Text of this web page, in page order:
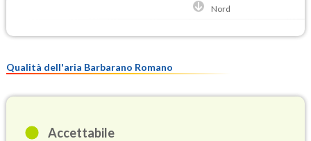
Nord
Qualità dell'aria Barbarano Romano
Accettabile